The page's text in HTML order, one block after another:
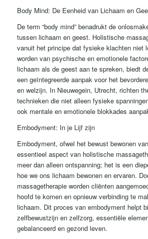
Body Mind: De Eenheid van Lichaam en
De term “body mind” benadrukt de
tussen lichaam en geest. Holistische
vanuit het principe dat fysieke klachten niet
worden van psychische en emotionele
lichaam als de geest aan te spreken, biedt
een geïntegreerde aanpak voor het
en welzijn. In Nieuwegein, Utrecht, richten
technieken die niet alleen fysieke
ook mentale en emotionele blokkades
Embodyment: In je Lijf zijn
Embodyment, ofwel het bewust bewonen
essentieel aspect van holistische
meer dan alleen ontspanning; het is een
hoe we ons lichaam bewonen en ervaren.
massagetherapie worden cliënten
hoofd te komen en opnieuw verbinding te
lichaam. Dit proces van embodyment helpt
zelfbewustzijn en zelfzorg, essentiële
gebalanceerd en gezond leven.